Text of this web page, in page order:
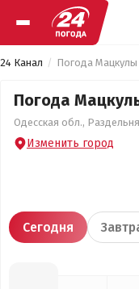
24 Канал Погода Мацкулы
Погода
Одесская обл.,
Изменить город
Сегодня